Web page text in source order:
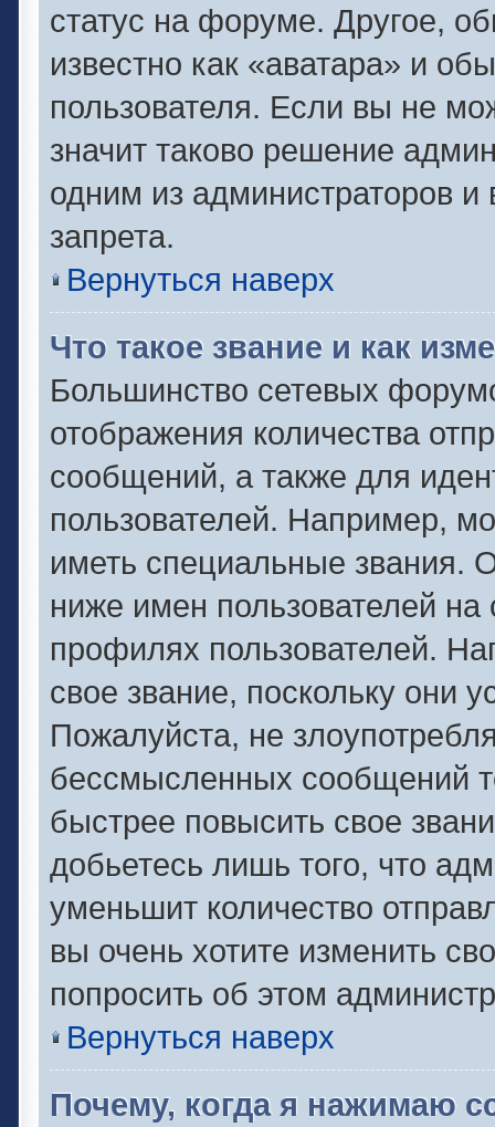
статус на форуме. Другое,
известно как «аватара» и
пользователя. Если вы не
значит таково решение
одним из администраторов и
запрета.
Вернуться наверх
Что такое звание и как
Большинство сетевых
отображения количества
сообщений, а также для
пользователей. Например,
иметь специальные звания.
ниже имен пользователей
профилях пользователей.
свое звание, поскольку они
Пожалуйста, не
бессмысленных сообщений
быстрее повысить свое
добьетесь лишь того, что
уменьшит количество
вы очень хотите изменить
попросить об этом
Вернуться наверх
Почему, когда я нажимаю